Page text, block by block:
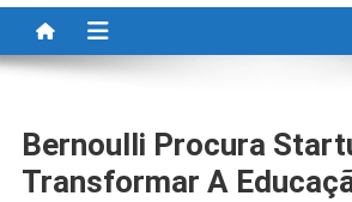
Bernoulli Procura
Transformar A